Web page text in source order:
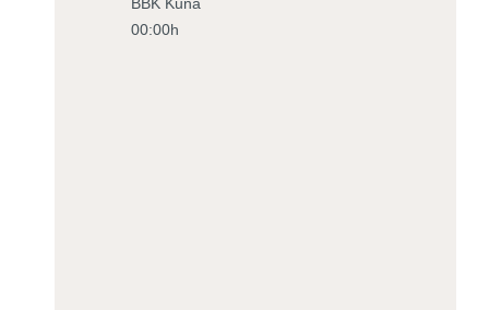
00:00h